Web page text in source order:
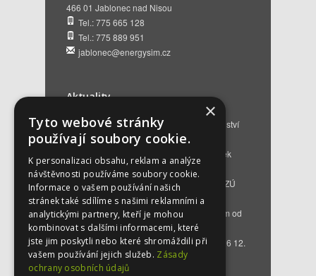
466 01 Jablonec nad Nisou
Tel.: 775 665 128
Tel.: 775 889 951
jablonec@energysim.cz
Aktuality
Renovační pasy budov a dotační poradenství
12. 6. 2026
Přehled hlavních změn a nových podmínek
NZÚ 2026 28. 5. 2026
Kompenzace za projektovou přípravu v NZÚ
2025
25. 3. 2026
Novinky v programu Nová zelená úsporám od
roku 2026 16. 3. 2026
Bezplatné poradenství EKIS od 01.01.2026 12.
12. 2025
×
Tyto webové stránky
používají soubory cookie.
K personalizaci obsahu, reklam a analýze
návštěvnosti používáme soubory cookie.
Informace o vašem používání našich
stránek také sdílíme s našimi reklamními a
analytickými partnery, kteří je mohou
kombinovat s dalšími informacemi, které
jste jim poskytli nebo které shromáždili při
vašem používání jejich služeb. Zásady
ochrany osobních údajů